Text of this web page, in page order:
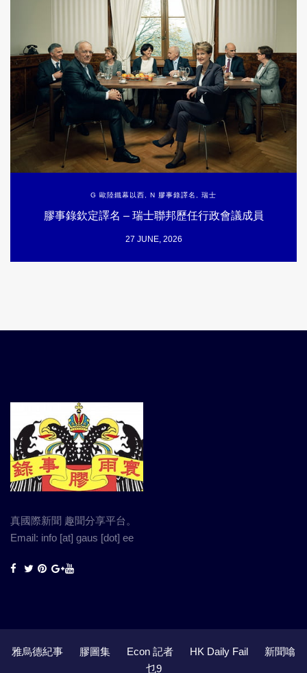
G 歐陸鐵幕以西 N 膠事錄譯名 瑞士
膠事錄欽定譯名 – 瑞士聯邦歷任行政會議成員
27 JUNE, 2026
真國際新聞 趣聞分享平台。
Email: info [at] gaus [dot] ee
雅烏德紀事 膠圖集 Econ 記者 HK Daily Fail
新聞噏
乜9